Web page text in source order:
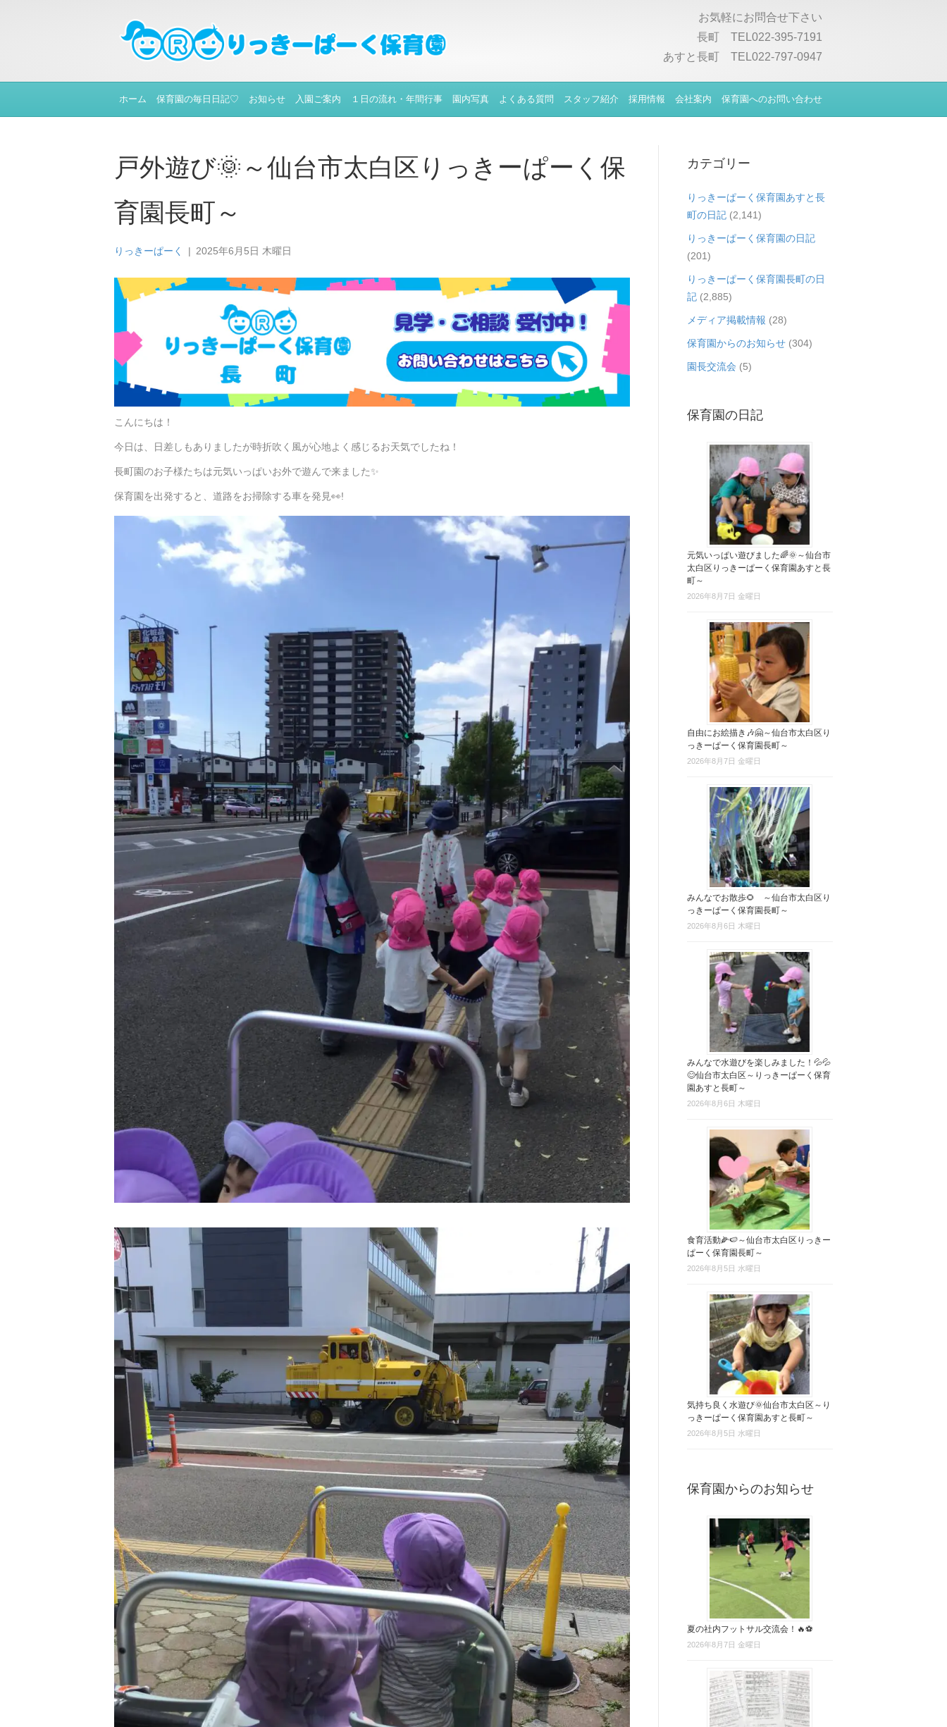
お気軽にお問合せ下さい
長町 TEL022-395-7191
あすと長町 TEL022-797-0947
ホーム 保育園の毎日日記♡ お知らせ 入園ご案内 １日の流れ・年間行事 園内写真 よくある質問 スタッフ紹介 採用情報 会社案内 保育園へのお問い合わせ
戸外遊び🌞～仙台市太白区りっきーぱーく保
育園長町～
りっきーぱーく | 2025年6月5日 木曜日
こんにちは！
今日は、日差しもありましたが時折吹く風が心地よく感じるお天気でしたね！
長町園のお子様たちは元気いっぱいお外で遊んで来ました✨
保育園を出発すると、道路をお掃除する車を発見👀!
カテゴリー
りっきーぱーく保育園あすと長
町の日記(2,141)
りっきーぱーく保育園の日記
(201)
りっきーぱーく保育園長町の日
記(2,885)
メディア掲載情報 (28)
保育園からのお知らせ(304)
園長交流会 (5)
保育園の日記
元気いっぱい遊びました🌈🌞～仙台市
太白区りっきーぱーく保育園あすと長
町～
2026年8月7日 金曜日
自由にお絵描き🎶🤗～仙台市太白区り
っきーぱーく保育園長町～
2026年8月7日 金曜日
みんなでお散歩🌻 ～仙台市太白区り
っきーぱーく保育園長町～
2026年8月6日 木曜日
みんなで水遊びを楽しみました！💦💦
😊仙台市太白区～りっきーぱーく保育
園あすと長町～
2026年8月6日 木曜日
食育活動🌽🍉～仙台市太白区りっきー
ぱーく保育園長町～
2026年8月5日 水曜日
気持ち良く水遊び🌞仙台市太白区～り
っきーぱーく保育園あすと長町～
2026年8月5日 水曜日
保育園からのお知らせ
夏の社内フットサル交流会！🔥⚽
2026年8月7日 金曜日